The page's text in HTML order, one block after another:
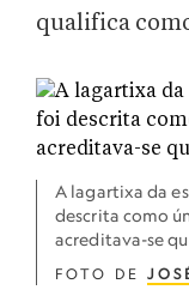
qualifica
A lagartixa da
descrita como
acreditava-se
FOTO DE